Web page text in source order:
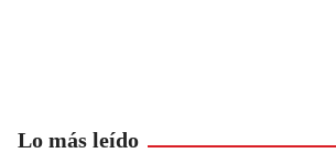
Lo más leído